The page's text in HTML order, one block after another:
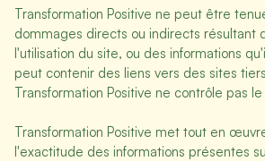
Transformation Positive ne peut être
dommages directs ou indirects résultant
l'utilisation du site, ou des informations
peut contenir des liens vers des sites
Transformation Positive ne contrôle pas
Transformation Positive met tout en
l'exactitude des informations présentes